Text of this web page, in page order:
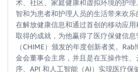
术、社区、家庭健康和虚拟环境的护
智和为患者和护理人员的生活带来欢
在解放健康信息和通过首创的移动应
取得的成就，为他赢得了医疗保健信息
（CHIME）颁发的年度创新者奖。
金会董事会主席，并且是在互操作性
序、API 和人工智能（AI）实现医疗保